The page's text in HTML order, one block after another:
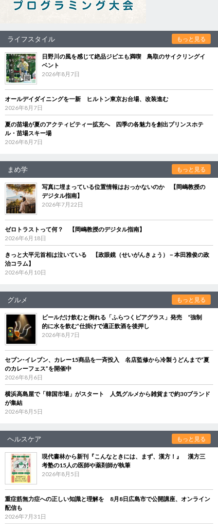
ライフスタイル もっと見る
日野川の風を感じて絶品ジビエも満喫 鳥取のサイクリングイ
ベント
2026年8月7日
オールデイダイニングを一新 ヒルトン東京お台場、改装進む
2026年8月7日
夏の苗場が夏のアクティビティー拡充へ 四季の各魅力を創出プリンスホテ
ル・苗場スキー場
2026年8月7日
まめ学 もっと見る
写真に埋まっている位置情報はおっかないのか 【岡嶋教授の
デジタル指南】
2026年7月22日
ゼロトラストって何？ 【岡嶋教授のデジタル指南】
2026年6月18日
きっと大平元首相は泣いている 【政眼鏡（せいがんきょう）－本田雅俊の政
治コラム】
2026年6月10日
グルメ もっと見る
ビールだけ飲むと倒れる「ふらつくビアグラス」発売 “強制
的に水を飲む”仕掛けで適正飲酒を後押し
2026年8月7日
セブン‐イレブン、カレー15商品を一斉投入 名店監修から冷製うどんまで“夏
のカレーフェス”を開催中
2026年8月6日
横浜高島屋で「韓国市場」がスタート 人気グルメから雑貨まで約30ブランド
が集結
2026年8月5日
ヘルスケア もっと見る
現代書林から新刊『こんなときには、まず、漢方！』 漢方三
考塾の15人の医師や薬剤師が執筆
2026年8月5日
重症筋無力症への正しい知識と理解を 8月8日広島市で公開講座、オンライン
配信も
2026年7月31日